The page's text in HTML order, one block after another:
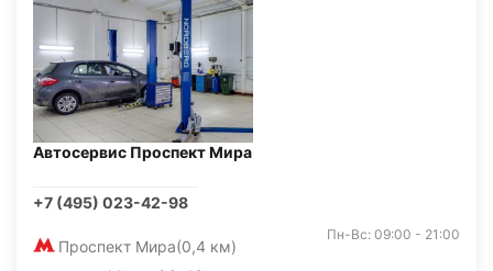
Автосервис Проспект Мира
+7 (495) 023-42-98
Проспект Мира(0,4 км)
Пн-Вс: 09:00 - 21:00